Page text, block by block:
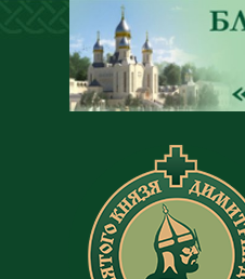
Перейти к основному содержанию